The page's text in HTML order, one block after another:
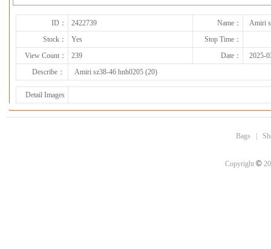
ID： 2422739 Name：
Amiri
Stock：
Yes
Stop Time：
View Count：
239 Date：
2025-
Describe：
Amiri sz38-46 hnh0205 (20)
Detail Images
Bags
Copyright ©